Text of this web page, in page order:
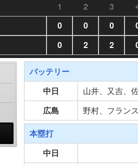
1 2 3
0 0 0
0 2 2
バッテリー
中日
山井、又吉、
広島
野村、フラン
本塁打
中日